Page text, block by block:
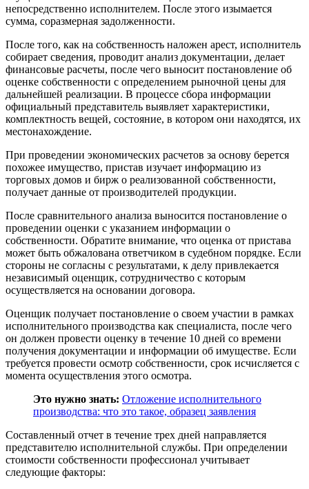
непосредственно исполнителем. После этого изымается
сумма, соразмерная задолженности.
После того, как на собственность наложен арест, исполнитель
собирает сведения, проводит анализ документации, делает
финансовые расчеты, после чего выносит постановление об
оценке собственности с определением рыночной цены для
дальнейшей реализации. В процессе сбора информации
официальный представитель выявляет характеристики,
комплектность вещей, состояние, в котором они находятся, их
местонахождение.
При проведении экономических расчетов за основу берется
похожее имущество, пристав изучает информацию из
торговых домов и бирж о реализованной собственности,
получает данные от производителей продукции.
После сравнительного анализа выносится постановление о
проведении оценки с указанием информации о
собственности. Обратите внимание, что оценка от пристава
может быть обжалована ответчиком в судебном порядке. Если
стороны не согласны с результатами, к делу привлекается
независимый оценщик, сотрудничество с которым
осуществляется на основании договора.
Оценщик получает постановление о своем участии в рамках
исполнительного производства как специалиста, после чего
он должен провести оценку в течение 10 дней со времени
получения документации и информации об имуществе. Если
требуется провести осмотр собственности, срок исчисляется с
момента осуществления этого осмотра.
Это нужно знать: Отложение исполнительного
производства: что это такое, образец заявления
Составленный отчет в течение трех дней направляется
представителю исполнительной службы. При определении
стоимости собственности профессионал учитывает
следующие факторы: